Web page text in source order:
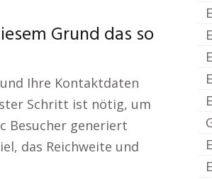
Grund das so
Ihre Kontaktdaten
Schritt ist nötig, um
Besucher generiert
das Reichweite und